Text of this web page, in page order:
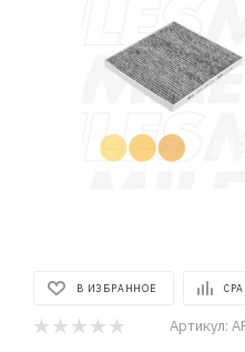
В ИЗБРАННОЕ
Артикул: